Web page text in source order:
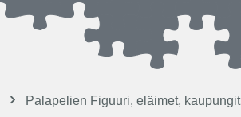
Palapelien Figuuri, eläimet, kaupungit